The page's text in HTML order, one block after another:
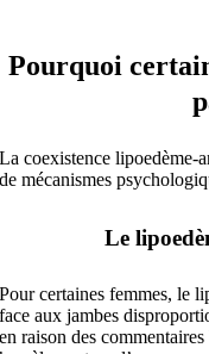
Pourquoi
La coexistence lipoedème-
de mécanismes
Le
Pour certaines femmes, le
face aux jambes
en raison des